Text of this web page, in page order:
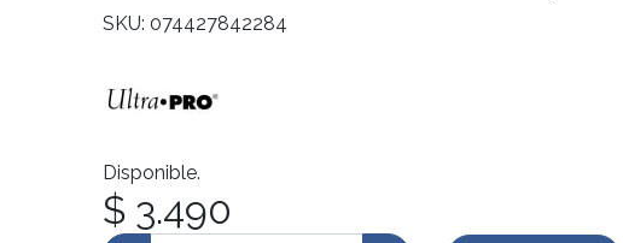
SKU: 074427842284
Disponible.
$ 3.490